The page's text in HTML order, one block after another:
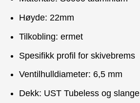
Høyde: 22mm
Tilkobling: ermet
Spesifikk profil for skivebrems
Ventilhulldiameter: 6,5 mm
Dekk: UST Tubeless og slange